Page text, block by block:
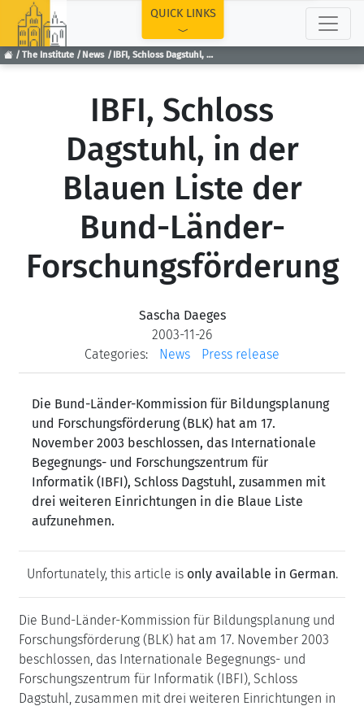
The Institute News IBFI, Schloss Dagstuhl, in der Blauen Liste der Bund-Länder-Forschungsförderung
QUICK LINKS
IBFI, Schloss
Dagstuhl, in der
Blauen Liste der
Bund-Länder-
Forschungsförderung
Sascha Daeges
2003-11-26
Categories:
News Press release
Die Bund-Länder-Kommission für Bildungsplanung
und Forschungsförderung (BLK) hat am 17.
November 2003 beschlossen, das Internationale
Begegnungs- und Forschungszentrum für
Informatik (IBFI), Schloss Dagstuhl, zusammen mit
drei weiteren Einrichtungen in die Blaue Liste
aufzunehmen.
Unfortunately, this article is only available in German.
Die Bund-Länder-Kommission für Bildungsplanung und
Forschungsförderung (BLK) hat am 17. November 2003
beschlossen, das Internationale Begegnungs- und
Forschungszentrum für Informatik (IBFI), Schloss
Dagstuhl, zusammen mit drei weiteren Einrichtungen in